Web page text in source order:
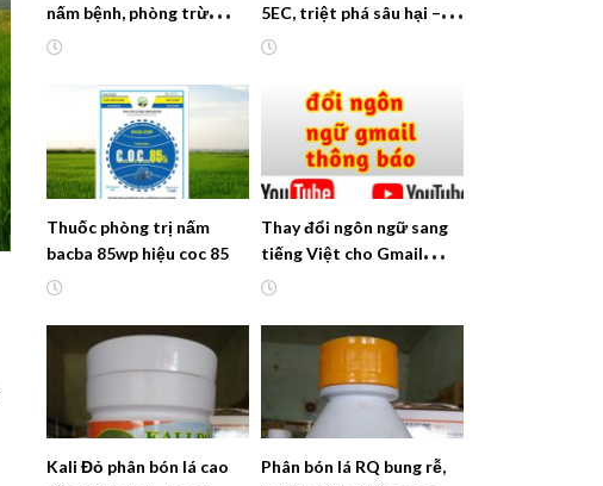
nấm bệnh, phòng trừ
bệnh hiệu quả
5EC, triệt phá sâu hại –
chất lượng nhật bản
Thuốc phòng trị nấm
bacba 85wp hiệu coc 85
Thay đổi ngôn ngữ sang
tiếng Việt cho Gmail
thông báo của YouTube
Kali Đỏ phân bón lá cao
Phân bón lá RQ bung rễ,